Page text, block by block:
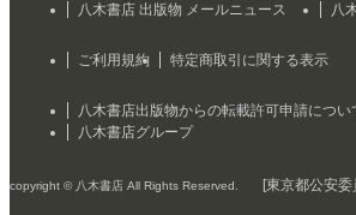
八木書店 出版物 メールニュース 八
ご利用規約 特定商取引に関する表示
八木書店出版物からの転載許可申請につい
八木書店グループ
copyright © 八木書店 All Rights Reserved. [東京都公安